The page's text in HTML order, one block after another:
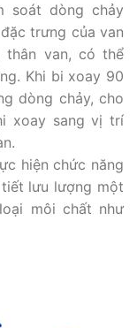
soát dòng chảy
trưng của van
van, có thể
Khi bi xoay 90
dòng chảy, cho
xoay sang vị trí
hiện chức năng
lưu lượng một
môi chất như